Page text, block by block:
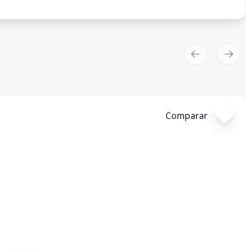
Comparar
Previous